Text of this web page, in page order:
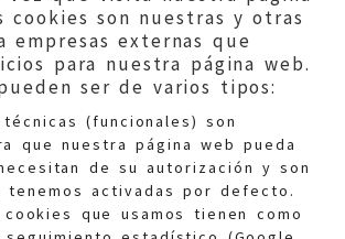
cookies son nuestras y otras
empresas externas que
para nuestra página web.
ser de varios tipos:
(funcionales) son
que nuestra página web pueda
de su autorización y son
tenemos activadas por defecto.
que usamos tienen como
quejas@eljusticiadearagon.es